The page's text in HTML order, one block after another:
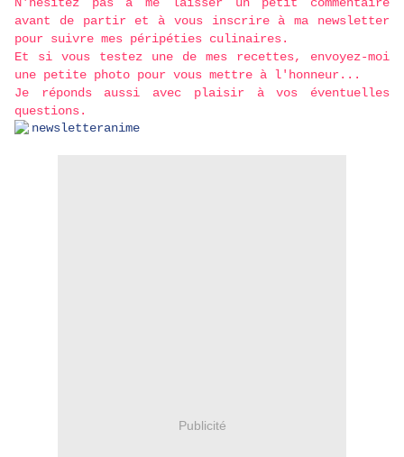
avant de partir et à vous inscrire à ma newsletter
pour suivre mes péripéties culinaires.
Et si vous testez une de mes recettes, envoyez-moi
une petite photo pour vous mettre à l'honneur...
Je réponds aussi avec plaisir à vos éventuelles
questions.
Publicité